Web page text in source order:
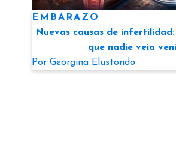
EMBARAZO
Nuevas causas de
que nadie veía
Por Georgina Elustondo